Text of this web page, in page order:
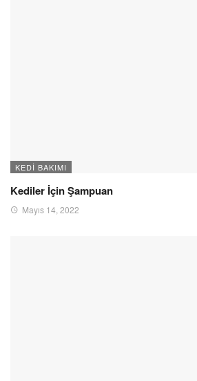
KEDI BAKIMI
Kediler İçin Şampuan
Mayıs 14, 2022